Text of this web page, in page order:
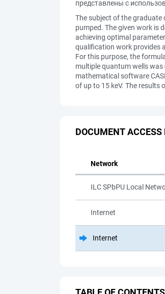
представлены с
The subject of the
pumped. The given work is
achieving optimal
qualification work provides
For this purpose, the
multiple quantum wells
mathematical software
of up to 15 keV. The
DOCUMENT ACCESS
Network
ILC SPbPU Local
Internet
Internet